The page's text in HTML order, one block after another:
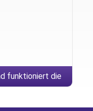
funktioniert die